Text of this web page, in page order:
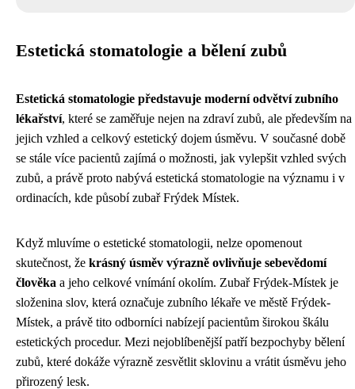
Estetická stomatologie a bělení zubů
Estetická stomatologie představuje moderní odvětví zubního
lékařství, které se zaměřuje nejen na zdraví zubů, ale především na
jejich vzhled a celkový estetický dojem úsměvu. V současné době
se stále více pacientů zajímá o možnosti, jak vylepšit vzhled svých
zubů, a právě proto nabývá estetická stomatologie na významu i v
ordinacích, kde působí zubař Frýdek Místek.
Když mluvíme o estetické stomatologii, nelze opomenout
skutečnost, že krásný úsměv výrazně ovlivňuje sebevědomí
člověka a jeho celkové vnímání okolím. Zubař Frýdek-Místek je
složenina slov, která označuje zubního lékaře ve městě Frýdek-
Místek, a právě tito odborníci nabízejí pacientům širokou škálu
estetických procedur. Mezi nejoblíbenější patří bezpochyby bělení
zubů, které dokáže výrazně zesvětlit sklovinu a vrátit úsměvu jeho
přirozený lesk.